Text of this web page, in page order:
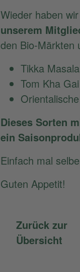
Wieder haben wir
unserem
den Bio-Märkten
Tikka
Tom Kha
Dieses Sorten
ein
Einfach mal
Guten Appetit!
Zurück zur
Übersicht